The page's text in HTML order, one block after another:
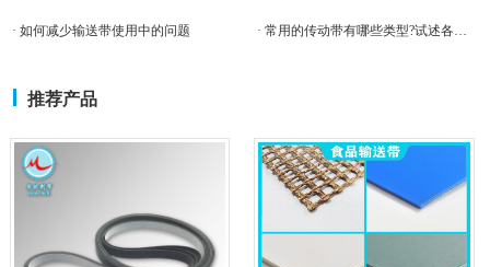
· 如何减少输送带使用中的问题 · 常用的传动带有哪些类型?试述各自的特点和应用
推荐产品